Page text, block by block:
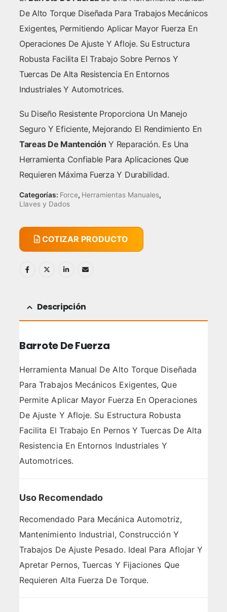
De Alto Torque Diseñada Para Trabajos Mecánicos
Exigentes, Permitiendo Aplicar Mayor Fuerza En
Operaciones De Ajuste Y Afloje. Su Estructura
Robusta Facilita El Trabajo Sobre Pernos Y
Tuercas De Alta Resistencia En Entornos
Industriales Y Automotrices.
Su Diseño Resistente Proporciona Un Manejo
Seguro Y Eficiente, Mejorando El Rendimiento En
Tareas De Mantención Y Reparación. Es Una
Herramienta Confiable Para Aplicaciones Que
Requieren Máxima Fuerza Y Durabilidad.
Categorías: Force, Herramientas Manuales,
Llaves y Dados
COTIZAR PRODUCTO
Descripción
Barrote De Fuerza
Herramienta Manual De Alto Torque Diseñada
Para Trabajos Mecánicos Exigentes, Que
Permite Aplicar Mayor Fuerza En Operaciones
De Ajuste Y Afloje. Su Estructura Robusta
Facilita El Trabajo En Pernos Y Tuercas De Alta
Resistencia En Entornos Industriales Y
Automotrices.
Uso Recomendado
Recomendado Para Mecánica Automotriz,
Mantenimiento Industrial, Construcción Y
Trabajos De Ajuste Pesado. Ideal Para Aflojar Y
Apretar Pernos, Tuercas Y Fijaciones Que
Requieren Alta Fuerza De Torque.